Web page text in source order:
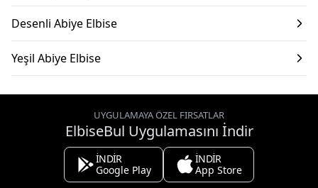
Desenli Abiye Elbise
Yeşil Abiye Elbise
UYGULAMAYA ÖZEL FIRSATLAR
ElbiseBul Uygulamasını İndir
İNDİR
Google Play
İNDİR
App Store